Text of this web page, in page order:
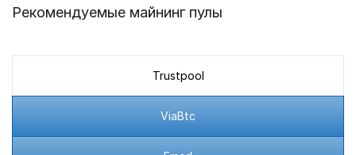
Рекомендуемые майнинг пулы
Trustpool
ViaBtc